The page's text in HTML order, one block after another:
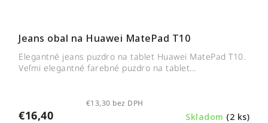
Jeans obal na Huawei MatePad T10
Skladom (2 ks)
€13,30 bez DPH
€16,40
Elegantné jeans puzdro na tablet Huawei MatePad T10.
Veľmi elegantné farebné puzdro na tablet...